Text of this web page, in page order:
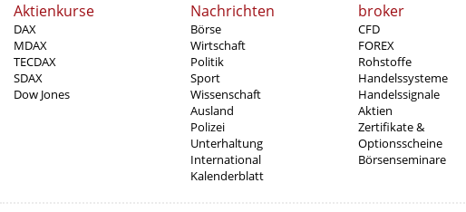
Aktienkurse
DAX
MDAX
TECDAX
SDAX
Dow Jones
Nachrichten
Börse
Wirtschaft
Politik
Sport
Wissenschaft
Ausland
Polizei
Unterhaltung
International
Kalenderblatt
broker
CFD
FOREX
Rohstoffe
Handelssysteme
Handelssignale
Aktien
Zertifikate &
Optionsscheine
Börsenseminare